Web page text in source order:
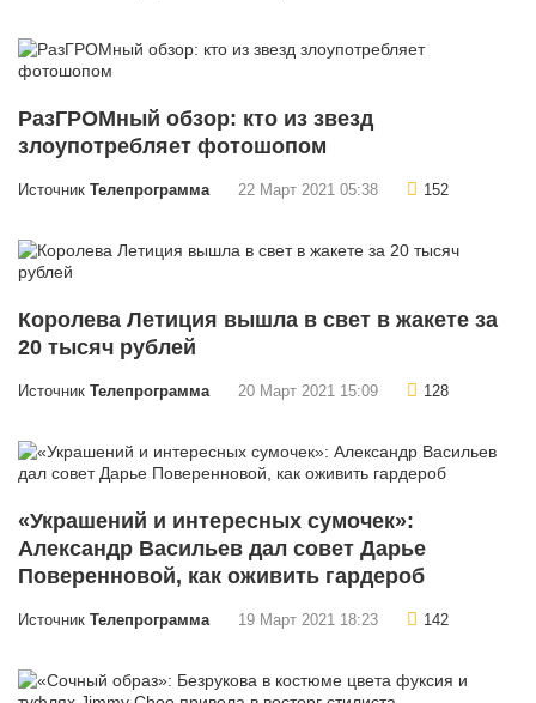
РазГРОМный обзор: кто из звезд
злоупотребляет фотошопом
Источник Телепрограмма 22 Март 2021 05:38 152
Королева Летиция вышла в свет в жакете за
20 тысяч рублей
Источник Телепрограмма 20 Март 2021 15:09 128
«Украшений и интересных сумочек»:
Александр Васильев дал совет Дарье
Поверенновой, как оживить гардероб
Источник Телепрограмма 19 Март 2021 18:23 142